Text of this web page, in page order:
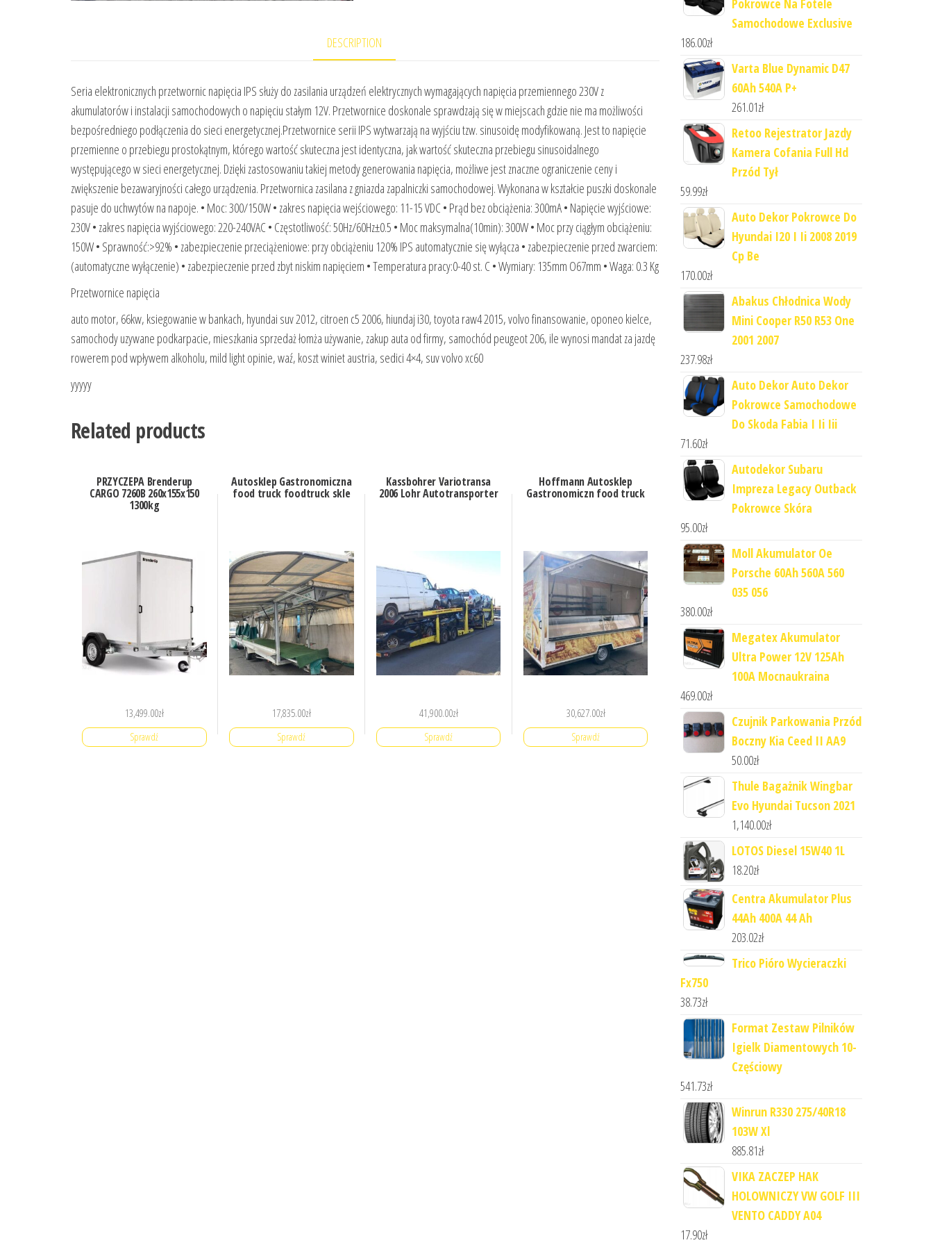
DESCRIPTION
Seria elektronicznych przetwornic napięcia IPS służy do zasilania urządzeń elektrycznych wymagających napięcia przemiennego 230V z
akumulatorów i instalacji samochodowych o napięciu stałym 12V. Przetwornice doskonale sprawdzają się w miejscach gdzie nie ma możliwości
bezpośredniego podłączenia do sieci energetycznej.Przetwornice serii IPS wytwarzają na wyjściu tzw. sinusoidę modyfikowaną. Jest to napięcie
przemienne o przebiegu prostokątnym, którego wartość skuteczna jest identyczna, jak wartość skuteczna przebiegu sinusoidalnego
występującego w sieci energetycznej. Dzięki zastosowaniu takiej metody generowania napięcia, możliwe jest znaczne ograniczenie ceny i
zwiększenie bezawaryjności całego urządzenia. Przetwornica zasilana z gniazda zapalniczki samochodowej. Wykonana w kształcie puszki doskonale
pasuje do uchwytów na napoje. • Moc: 300/150W • zakres napięcia wejściowego: 11-15 VDC • Prąd bez obciążenia: 300mA • Napięcie wyjściowe:
230V • zakres napięcia wyjściowego: 220-240VAC • Częstotliwość: 50Hz/60Hz±0.5 • Moc maksymalna(10min): 300W • Moc przy ciągłym obciążeniu:
150W • Sprawność:>92% • zabezpieczenie przeciążeniowe: przy obciążeniu 120% IPS automatycznie się wyłącza • zabezpieczenie przed zwarciem:
(automatyczne wyłączenie) • zabezpieczenie przed zbyt niskim napięciem • Temperatura pracy:0-40 st. C • Wymiary: 135mm O67mm • Waga: 0.3 Kg
Przetwornice napięcia
auto motor, 66kw, ksiegowanie w bankach, hyundai suv 2012, citroen c5 2006, hiundaj i30, toyota raw4 2015, volvo finansowanie, oponeo kielce,
samochody uzywane podkarpacie, mieszkania sprzedaż łomża używanie, zakup auta od firmy, samochód peugeot 206, ile wynosi mandat za jazdę
rowerem pod wpływem alkoholu, mild light opinie, waź, koszt winiet austria, sedici 4×4, suv volvo xc60
yyyyy
Related products
PRZYCZEPA Brenderup
CARGO 7260B 260x155x150
1300kg
13,499.00zł
Sprawdź
Autosklep Gastronomiczna
food truck foodtruck skle
17,835.00zł
Sprawdź
Kassbohrer Variotransa
2006 Lohr Autotransporter
41,900.00zł
Sprawdź
Hoffmann Autosklep
Gastronomiczn food truck
30,627.00zł
Sprawdź
Pokrowce Na Fotele
Samochodowe Exclusive
186.00zł
Varta Blue Dynamic D47
60Ah 540A P+
261.01zł
Retoo Rejestrator Jazdy
Kamera Cofania Full Hd
Przód Tył
59.99zł
Auto Dekor Pokrowce Do
Hyundai I20 I Ii 2008 2019
Cp Be
170.00zł
Abakus Chłodnica Wody
Mini Cooper R50 R53 One
2001 2007
237.98zł
Auto Dekor Auto Dekor
Pokrowce Samochodowe
Do Skoda Fabia I Ii Iii
71.60zł
Autodekor Subaru
Impreza Legacy Outback
Pokrowce Skóra
95.00zł
Moll Akumulator Oe
Porsche 60Ah 560A 560
035 056
380.00zł
Megatex Akumulator
Ultra Power 12V 125Ah
100A Mocnaukraina
469.00zł
Czujnik Parkowania Przód
Boczny Kia Ceed II AA9
50.00zł
Thule Bagażnik Wingbar
Evo Hyundai Tucson 2021
1,140.00zł
LOTOS Diesel 15W40 1L
18.20zł
Centra Akumulator Plus
44Ah 400A 44 Ah
203.02zł
Trico Pióro Wycieraczki
Fx750
38.73zł
Format Zestaw Pilników
Igielk Diamentowych 10-
Częściowy
541.73zł
Winrun R330 275/40R18
103W Xl
885.81zł
VIKA ZACZEP HAK
HOLOWNICZY VW GOLF III
VENTO CADDY A04
17.90zł